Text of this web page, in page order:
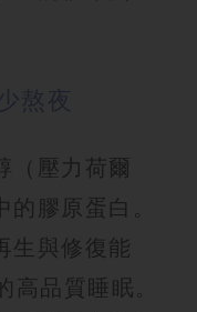
（壓力荷爾
膠原蛋白。
生與修復能
品質睡眠。